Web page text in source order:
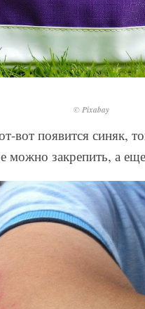
© Pixabay
вот появится синяк,
можно закрепить, а